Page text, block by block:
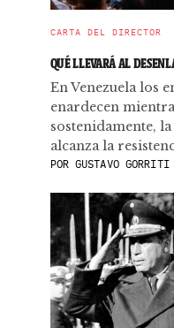
CARTA DEL DIRECTOR
QUÉ LLEVARÁ AL
En Venezuela los
enardecen
sostenidamente,
alcanza la
POR GUSTAVO GORRITI